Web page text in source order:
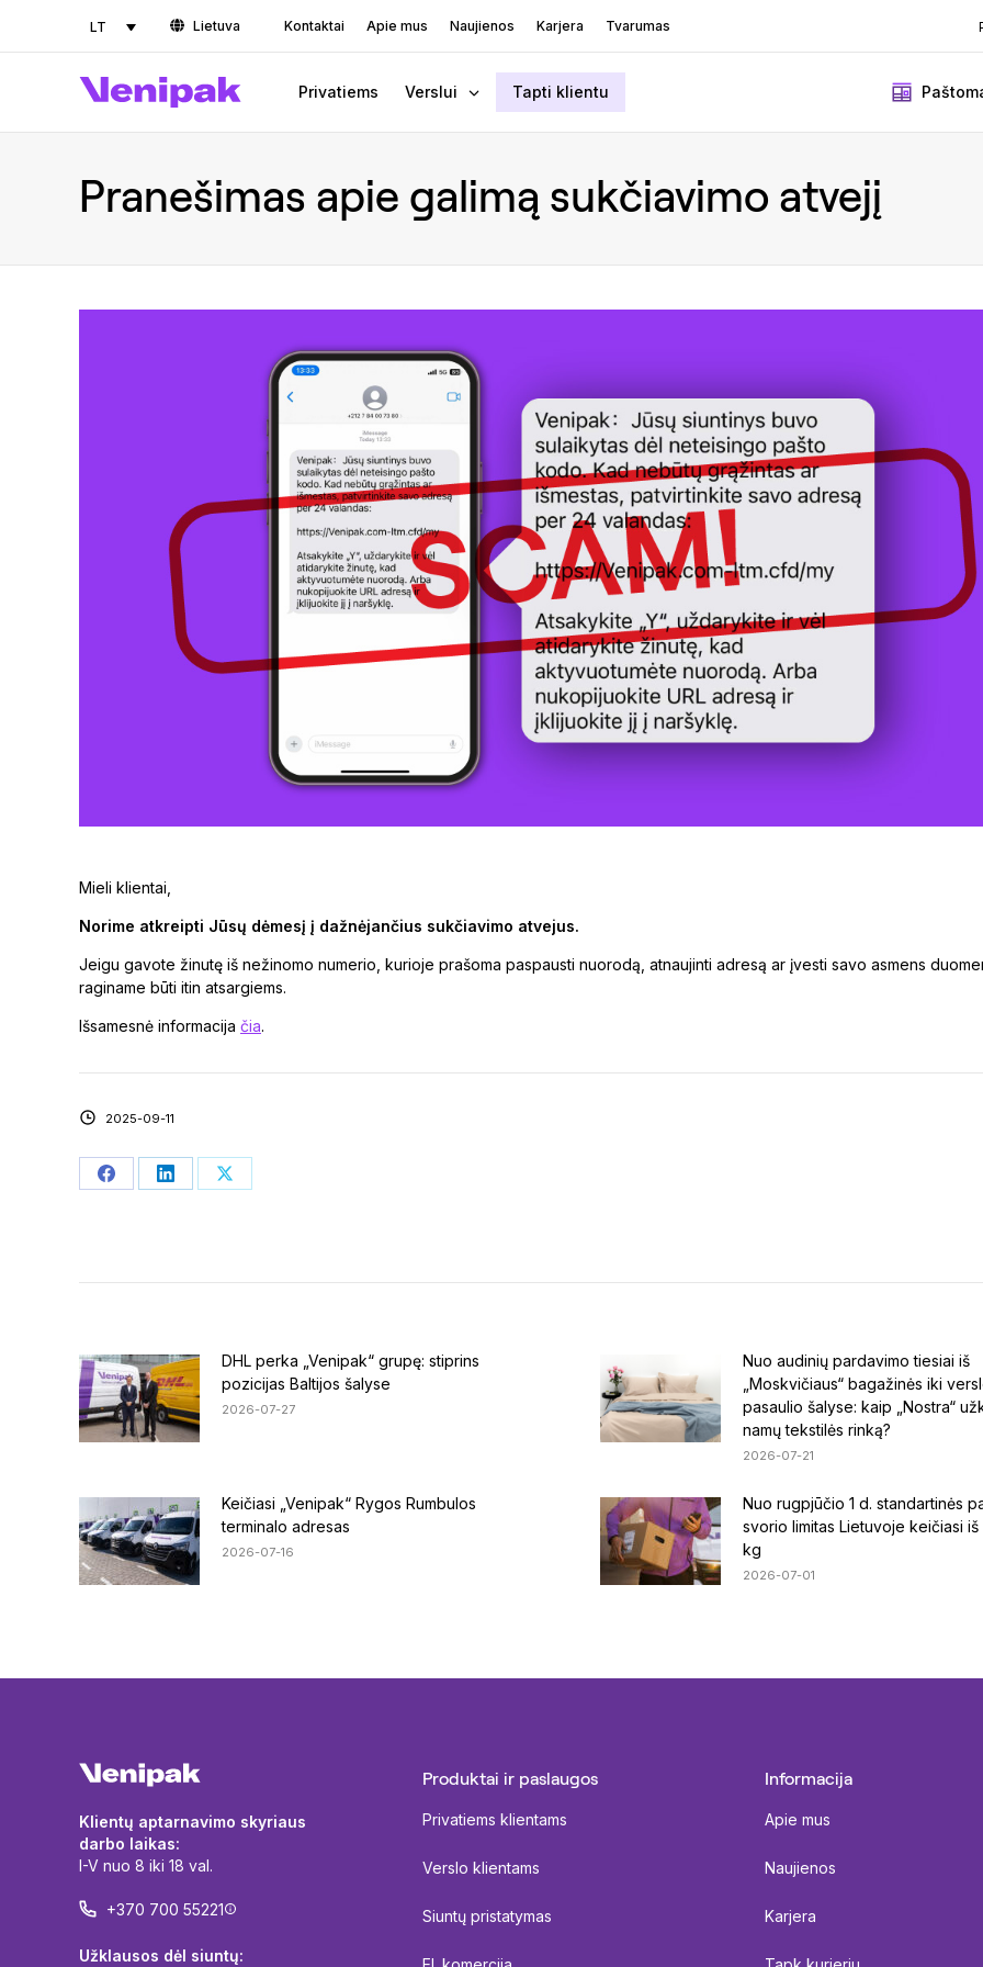
LT Lietuva Kontaktai Apie mus Naujienos Karjera Tvarumas
Privatiems Verslui Tapti klientu
Pranešimas apie galimą sukčiavimo atvejį
Mieli klientai,
Norime atkreipti Jūsų dėmesį į dažnėjančius sukčiavimo atvejus.
Jeigu gavote žinutę iš nežinomo numerio, kurioje prašoma paspausti nuorodą, atnaujinti adresą ar įvesti savo asmens
raginame būti itin atsargiems.
Išsamesnė informacija čia.
2025-09-11
Share Share Share
DHL perka „Venipak“ grupę: stiprins
pozicijas Baltijos šalyse
2026-07-27
Nuo audinių pardavimo tiesiai iš
„Moskvičiaus“ bagažinės iki
pasaulio šalyse: kaip „Nostra“
namų tekstilės rinką?
2026-07-21
Keičiasi „Venipak“ Rygos Rumbulos
terminalo adresas
2026-07-16
Nuo rugpjūčio 1 d. standartinės
svorio limitas Lietuvoje keičiasi
kg
2026-07-01
Klientų aptarnavimo skyriaus
darbo laikas:
I-V nuo 8 iki 18 val.
+370 700 55221
Užklausos dėl siuntų:
Produktai ir paslaugos
Privatiems klientams
Verslo klientams
Siuntų pristatymas
Informacija
Apie mus
Naujienos
Karjera